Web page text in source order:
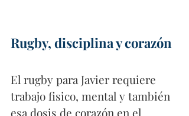
Rugby, disciplina y corazón
El rugby para Javier requiere
trabajo fisico, mental y también
esa dosis de corazón en el